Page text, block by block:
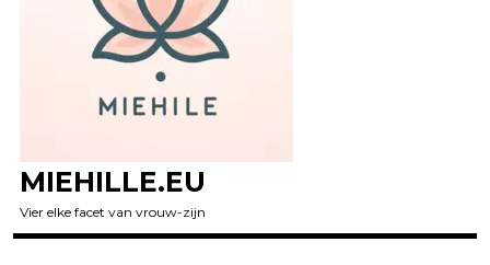
MIEHILLE.EU
Vier elke facet van vrouw-zijn